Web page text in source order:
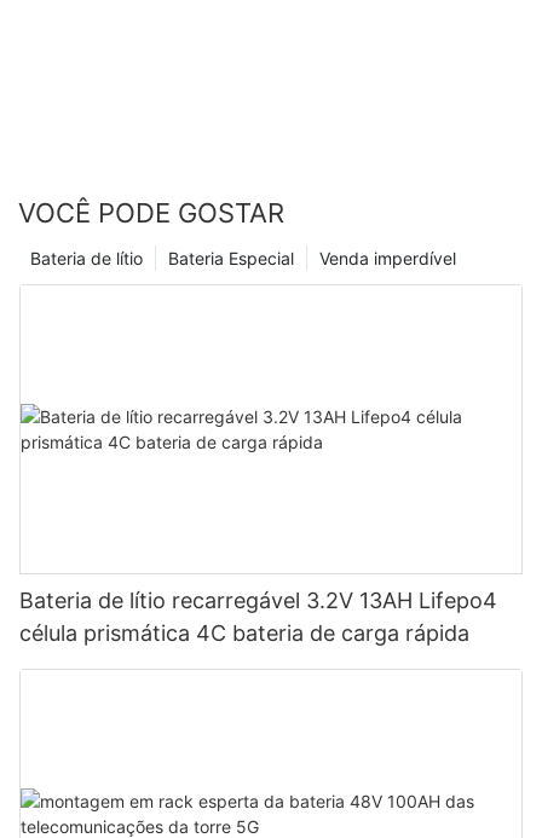
VOCÊ PODE GOSTAR
Venda imperdível
Bateria Especial
Bateria de lítio
Bateria de lítio recarregável 3.2V 13AH Lifepo4
célula prismática 4C bateria de carga rápida